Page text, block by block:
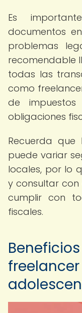
Es
documentos
problemas
recomendable
todas las
como
de
obligaciones
Recuerda que
puede variar
locales, por lo
y consultar
cumplir con
fiscales.